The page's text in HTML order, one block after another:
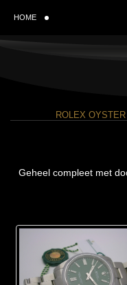
HOME
ROLEX
Geheel compleet met